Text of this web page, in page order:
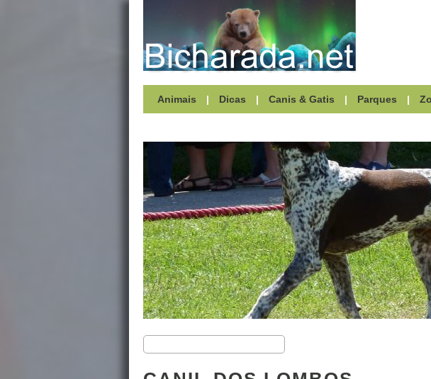
Animais | Dicas | Canis & Gatis | Parques |